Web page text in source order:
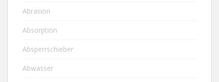
Abrasion
Absorption
Absperrschieber
Abwasser